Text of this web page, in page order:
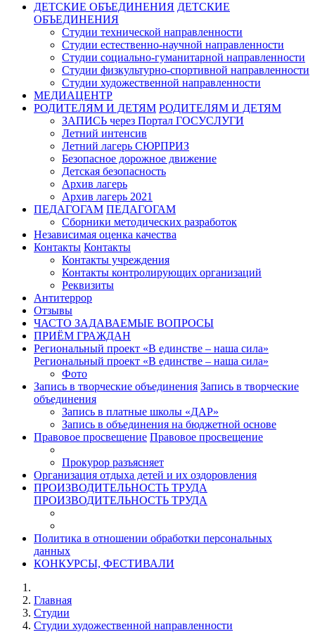
ДЕТСКИЕ ОБЪЕДИНЕНИЯ ДЕТСКИЕ
ОБЪЕДИНЕНИЯ
Студии технической направленности
Студии естественно-научной направленности
Студии социально-гуманитарной направленности
Студии физкультурно-спортивной направленности
Студии художественной направленности
МЕДИАЦЕНТР
РОДИТЕЛЯМ И ДЕТЯМ РОДИТЕЛЯМ И ДЕТЯМ
ЗАПИСЬ через Портал ГОСУСЛУГИ
Летний интенсив
Летний лагерь СЮРПРИЗ
Безопасное дорожное движение
Детская безопасность
Архив лагерь
Архив лагерь 2021
ПЕДАГОГАМ ПЕДАГОГАМ
Сборники методических разработок
Независимая оценка качества
Контакты Контакты
Контакты учреждения
Контакты контролирующих организаций
Реквизиты
Антитеррор
Отзывы
ЧАСТО ЗАДАВАЕМЫЕ ВОПРОСЫ
ПРИЁМ ГРАЖДАН
Региональный проект «В единстве – наша сила»
Региональный проект «В единстве – наша сила»
Фото
Запись в творческие объединения Запись в творческие
объединения
Запись в платные школы «ДАР»
Запись в объединения на бюджетной основе
Правовое просвещение Правовое просвещение
Прокурор разъясняет
Организация отдыха детей и их оздоровления
ПРОИЗВОДИТЕЛЬНОСТЬ ТРУДА
ПРОИЗВОДИТЕЛЬНОСТЬ ТРУДА
Политика в отношении обработки персональных
данных
КОНКУРСЫ, ФЕСТИВАЛИ
Главная
Студии
Студии художественной направленности